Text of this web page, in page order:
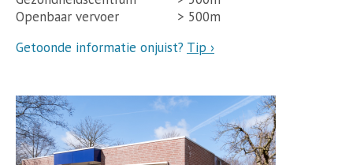
Openbaar vervoer
> 500m
Getoonde informatie onjuist? Tip ›